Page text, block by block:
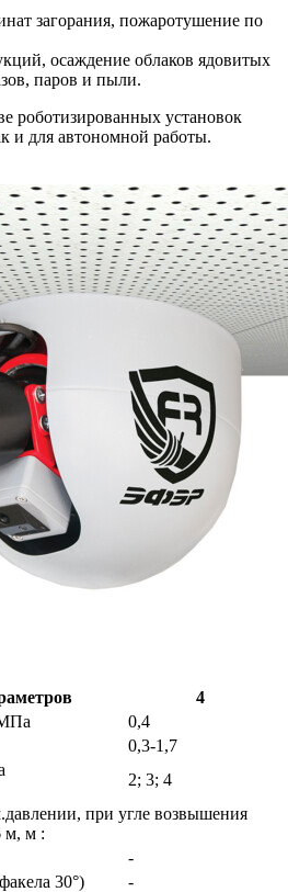
загорания, пожаротушение по
осаждение облаков ядовитых
паров и пыли.
роботизированных установок
и для автономной работы.
4
0,4
0,3-1,7
2; 3; 4
при угле возвышения
м, м :
-
30°)
-